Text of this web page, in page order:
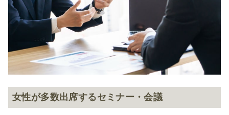
女性が多数出席するセミナー・会議